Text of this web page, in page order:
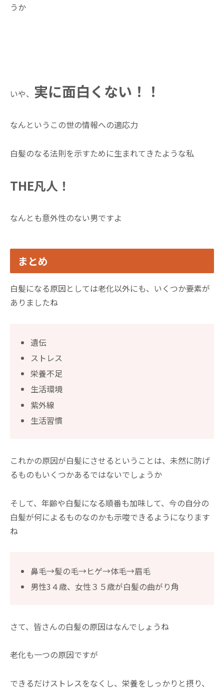
うか
いや、 実に面白くない！！
なんというこの世の情報への適応力
白髪のなる法則を示すために生まれてきたような私
THE凡人！
なんとも意外性のない男ですよ
まとめ
白髪になる原因としては老化以外にも、いくつか要素が
ありましたね
遺伝
ストレス
栄養不足
生活環境
紫外線
生活習慣
これかの原因が白髪にさせるということは、未然に防げ
るものもいくつかあるではないでしょうか
そして、年齢や白髪になる順番も加味して、今の自分の
白髪が何によるものなのかも示唆できるようになります
ね
鼻毛→髪の毛→ヒゲ→体毛→眉毛
男性3４歳、女性３５歳が白髪の曲がり角
さて、皆さんの白髪の原因はなんでしょうね
老化も一つの原因ですが
できるだけストレスをなくし、栄養をしっかりと摂り、